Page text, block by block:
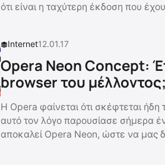
ότι είναι η ταχύτερη έκδοση που
Internet12.01.17
Opera Neon Concept:
browser του μέλλοντος;
Η Opera φαίνεται ότι σκέφτεται
αυτό τον λόγο παρουσίασε σήμερα
αποκαλεί Opera Neon, ώστε να μας